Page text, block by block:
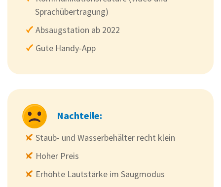
Sprachübertragung)
Absaugstation ab 2022
Gute Handy-App
Nachteile:
Staub- und Wasserbehälter recht klein
Hoher Preis
Erhöhte Lautstärke im Saugmodus